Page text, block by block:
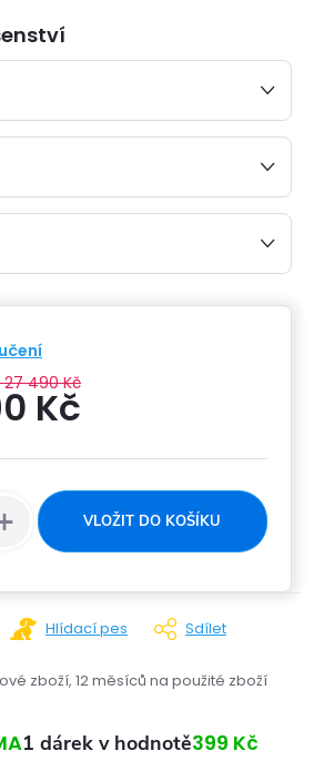
490 Kč
Kč
VLOŽIT DO KOŠÍKU
Hlídací pes Sdílet
zboží, 12 měsíců na použité zboží
1 dárek v hodnotě399 Kč